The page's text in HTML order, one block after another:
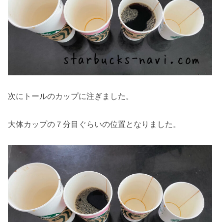
次にトールのカップに注ぎました。
大体カップの７分目ぐらいの位置となりました。